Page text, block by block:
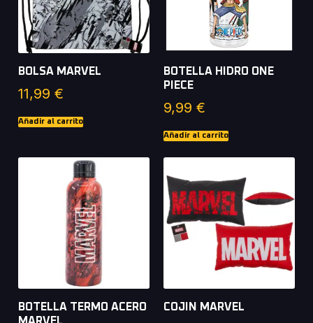
BOLSA MARVEL
11,99 €
Añadir al carrito
BOTELLA HIDRO ONE
PIECE
9,99 €
Añadir al carrito
BOTELLA TERMO ACERO
COJIN MARVEL